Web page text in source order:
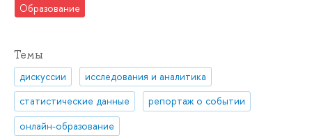
Образование
Темы
дискуссии
исследования и аналитика
статистические данные
репортаж о событии
онлайн-образование